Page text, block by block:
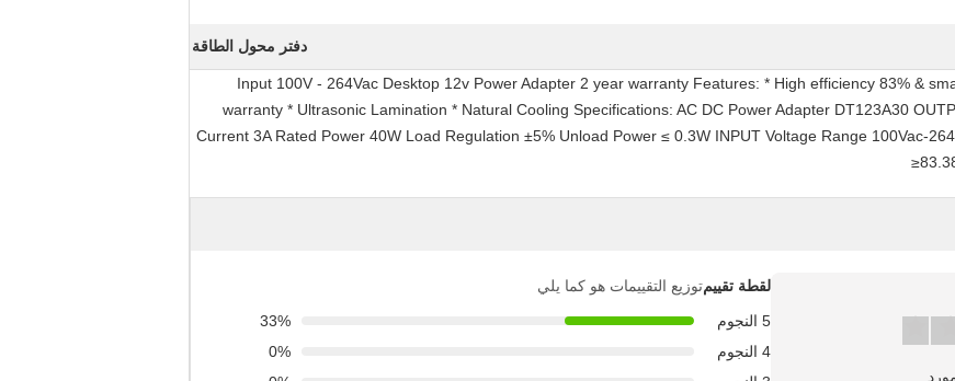
دفتر محول الطاقة
Input 100V - 264Vac Desktop 12v Power Adapter 2 year warranty Features: * High efficiency 83% &
warranty * Ultrasonic Lamination * Natural Cooling Specifications: AC DC Power Adapter DT123A30
Current 3A Rated Power 40W Load Regulation ±5% Unload Power ≤ 0.3W INPUT Voltage Range 100Vac-
لقطة تقييمتوزيع التقييمات هو كما يلي
5 النجوم
33%
4 النجوم
0%